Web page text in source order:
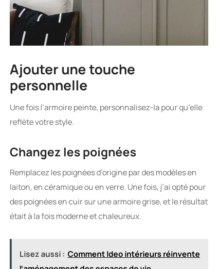
Ajouter une touche
personnelle
Une fois l’armoire peinte, personnalisez-la pour qu’elle
reflète votre style.
Changez les poignées
Remplacez les poignées d’origine par des modèles en
laiton, en céramique ou en verre. Une fois, j’ai opté pour
des poignées en cuir sur une armoire grise, et le résultat
était à la fois moderne et chaleureux.
Lisez aussi : Comment ldeo intérieurs réinvente